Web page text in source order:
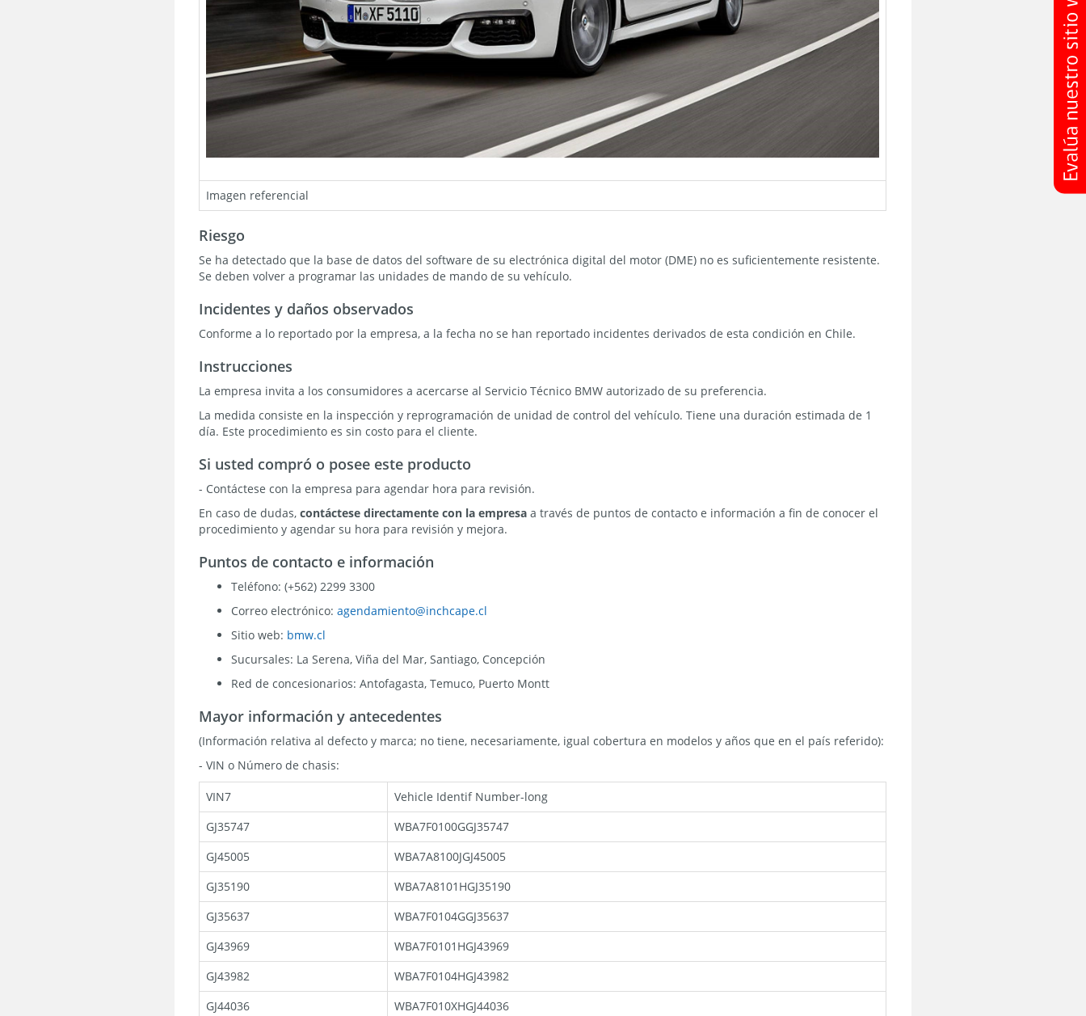
Imagen referencial
Riesgo
Se ha detectado que la base de datos del software de su electrónica digital del motor (DME) no es suficientemente resistente.
Se deben volver a programar las unidades de mando de su vehículo.
Incidentes y daños observados
Conforme a lo reportado por la empresa, a la fecha no se han reportado incidentes derivados de esta condición en Chile.
Instrucciones
La empresa invita a los consumidores a acercarse al Servicio Técnico BMW autorizado de su preferencia.
La medida consiste en la inspección y reprogramación de unidad de control del vehículo. Tiene una duración estimada de 1
día. Este procedimiento es sin costo para el cliente.
Si usted compró o posee este producto
- Contáctese con la empresa para agendar hora para revisión.
En caso de dudas,contáctese directamente con la empresa a través de puntos de contacto e información a fin de conocer el
procedimiento y agendar su hora para revisión y mejora.
Puntos de contacto e información
Teléfono: (+562) 2299 3300
Correo electrónico:agendamiento@inchcape.cl
Sitio web: bmw.cl
Sucursales: La Serena, Viña del Mar, Santiago, Concepción
Red de concesionarios: Antofagasta, Temuco, Puerto Montt
Mayor información y antecedentes
(Información relativa al defecto y marca; no tiene, necesariamente, igual cobertura en modelos y años que en el país referido):
- VIN o Número de chasis:
VIN7
Vehicle Identif Number-long
GJ35747
WBA7F0100GGJ35747
GJ45005
WBA7A8100JGJ45005
GJ35190
WBA7A8101HGJ35190
GJ35637
WBA7F0104GGJ35637
GJ43969
WBA7F0101HGJ43969
GJ43982
WBA7F0104HGJ43982
GJ44036
WBA7F010XHGJ44036